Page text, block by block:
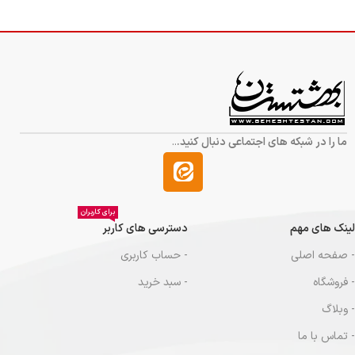
ما را در شبکه های اجتماعی دنبال کنید...
لینک های مهم
- صفحه اصلی
- فروشگاه
- وبلاگ
- تماس با ما
دسترسی های کاربر
برای کاربران
- حساب کاربری
- سبد خرید